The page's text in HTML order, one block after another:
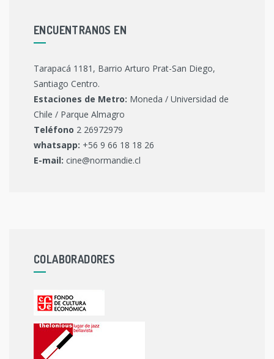
ENCUENTRANOS EN
Tarapacá 1181, Barrio Arturo Prat-San Diego,
Santiago Centro.
Estaciones de Metro: Moneda / Universidad de
Chile / Parque Almagro
Teléfono 2 26972979
whatsapp: +56 9 66 18 18 26
E-mail: cine@normandie.cl
COLABORADORES